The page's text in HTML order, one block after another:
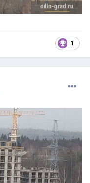
1